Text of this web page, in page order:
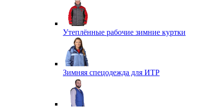
Утеплённые рабочие зимние куртки
Зимняя спецодежда для ИТР